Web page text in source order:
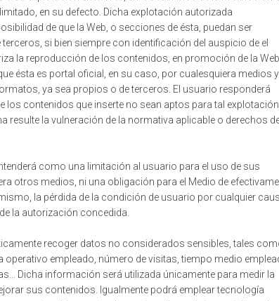
en su defecto. Dicha explotación autorizada
de que la Web, o secciones de ésta, puedan ser
si bien siempre con identificación del auspicio de el
la reproducción de los contenidos, en promoción de la
ésta es portal oficial, en su caso, por cualesquiera medios
ya sea propios o de terceros. El usuario responderá
los contenidos que inserte no sean aptos para tal
resulte la vulneración de la normativa aplicable o derechos
como una limitación al usuario para el uso de sus
otros medios, ni una obligación para el Medio de
la pérdida de la condición de usuario por cualquier
la autorización concedida.
recoger datos no considerados sensibles, tales
operativo empleado, número de visitas, tiempo medio
Dicha información será utilizada únicamente para medir la
sus contenidos. Igualmente podrá emplear tecnología